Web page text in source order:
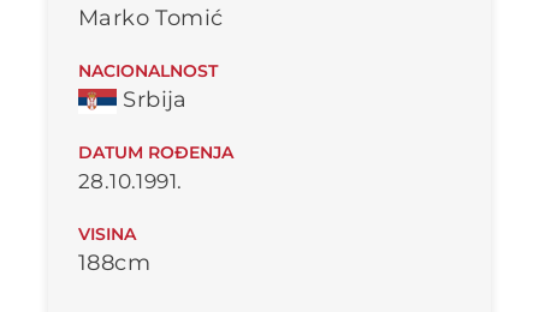
Marko Tomić
NACIONALNOST
Srbija
DATUM ROĐENJA
28.10.1991.
VISINA
188cm